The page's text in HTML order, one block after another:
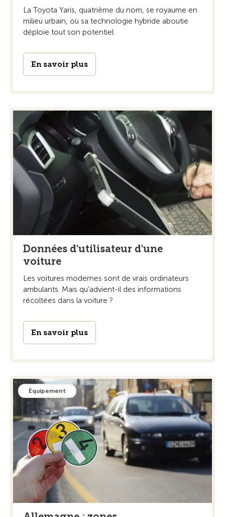
La Toyota Yaris, quatrième du nom, se royaume en
milieu urbain, où sa technologie hybride aboutie
déploie tout son potentiel.
En savoir plus
Données d'utilisateur d'une
voiture
Les voitures modernes sont de vrais ordinateurs
ambulants. Mais qu’advient-il des informations
récoltées dans la voiture ?
En savoir plus
Équipement